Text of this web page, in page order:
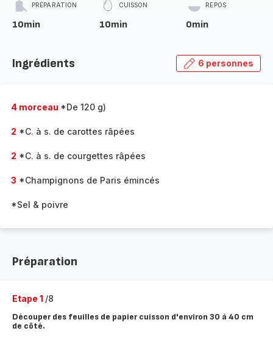
PRÉPARATION
10min
CUISSON
10min
REPOS
0min
Ingrédients 6 personnes
4 morceau *De 120 g)
2 *C. à s. de carottes râpées
2 *C. à s. de courgettes râpées
3 *Champignons de Paris émincés
*Sel & poivre
Préparation
Etape 1 /8
Découper des feuilles de papier cuisson d'environ 30 à 40 cm
de côté.